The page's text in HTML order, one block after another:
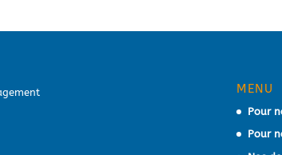
MENU
Pour
Pour